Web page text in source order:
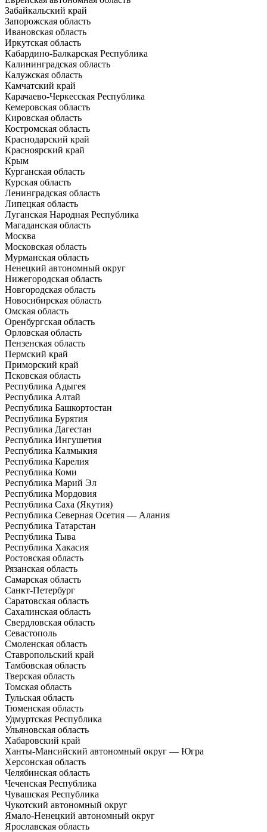
Забайкальский край
Запорожская область
Ивановская область
Иркутская область
Кабардино-Балкарская Республика
Калининградская область
Калужская область
Камчатский край
Карачаево-Черкесская Республика
Кемеровская область
Кировская область
Костромская область
Краснодарский край
Красноярский край
Крым
Курганская область
Курская область
Ленинградская область
Липецкая область
Луганская Народная Республика
Магаданская область
Москва
Московская область
Мурманская область
Ненецкий автономный округ
Нижегородская область
Новгородская область
Новосибирская область
Омская область
Оренбургская область
Орловская область
Пензенская область
Пермский край
Приморский край
Псковская область
Республика Адыгея
Республика Алтай
Республика Башкортостан
Республика Бурятия
Республика Дагестан
Республика Ингушетия
Республика Калмыкия
Республика Карелия
Республика Коми
Республика Марий Эл
Республика Мордовия
Республика Саха (Якутия)
Республика Северная Осетия — Алания
Республика Татарстан
Республика Тыва
Республика Хакасия
Ростовская область
Рязанская область
Самарская область
Санкт-Петербург
Саратовская область
Сахалинская область
Свердловская область
Севастополь
Смоленская область
Ставропольский край
Тамбовская область
Тверская область
Томская область
Тульская область
Тюменская область
Удмуртская Республика
Ульяновская область
Хабаровский край
Ханты-Мансийский автономный округ — Югра
Херсонская область
Челябинская область
Чеченская Республика
Чувашская Республика
Чукотский автономный округ
Ямало-Ненецкий автономный округ
Ярославская область